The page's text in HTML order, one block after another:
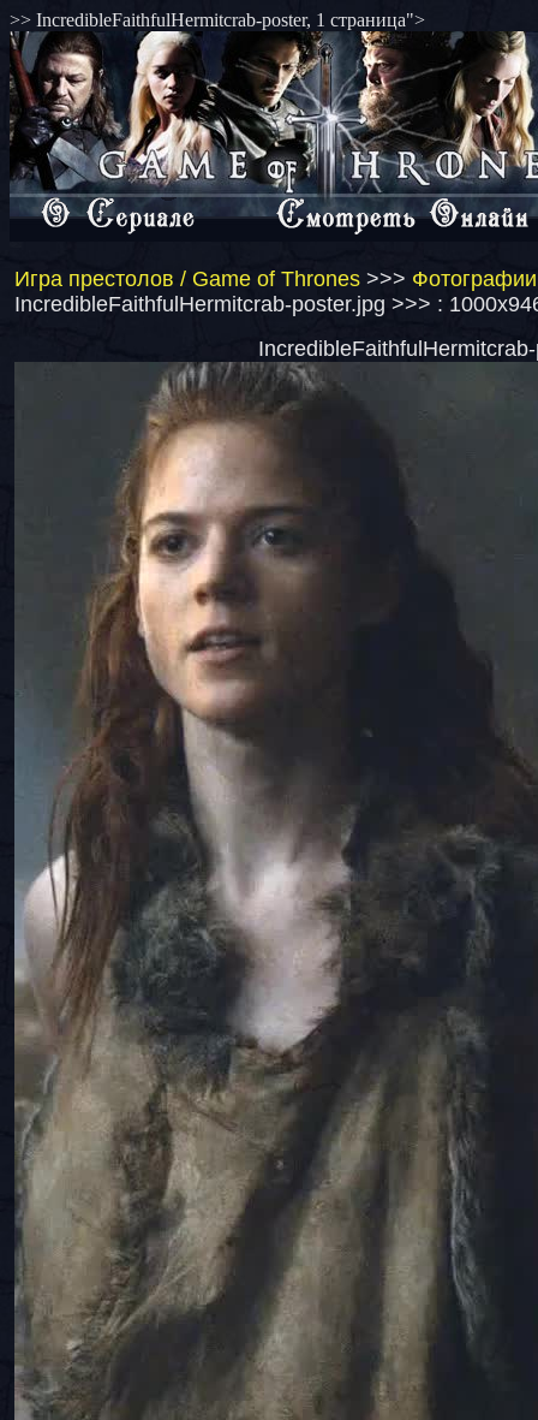
>> IncredibleFaithfulHermitcrab-poster, 1 страница">
Игра престолов / Game of Thrones >>>
IncredibleFaithfulHermitcrab-poster.jpg >>> :